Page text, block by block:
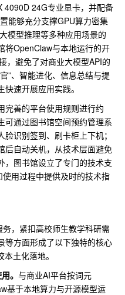
4090D 24G专业显卡，并配备
能够充分支撑GPU算力密集
模型推理等多种应用场景的
将OpenClaw与本地运行的开
，避免了对商业大模型API的
”、智能进化、信息总结与提
速开展应用实践。
完善的平台使用规则进行约
可通过图书馆空间预约管理系
识别签到、刷卡柜上下机；
后自动关机，从技术层面避免
，图书馆设立了专门的技术支
用过程中提供及时的技术指
，紧扣高校师生教学科研需
等方面形成了以下独特的核心
土化落地。
。 与商业AI平台按词元
基于本地算力与开源模型运